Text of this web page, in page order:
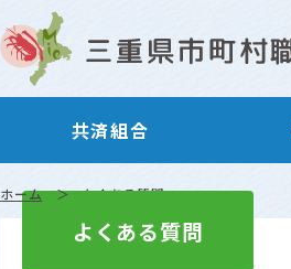
共済組合
ホーム よくある質問
よくある質問